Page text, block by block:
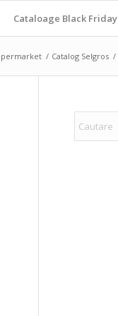
Cataloage Black Friday
/ Catalog Selgros /